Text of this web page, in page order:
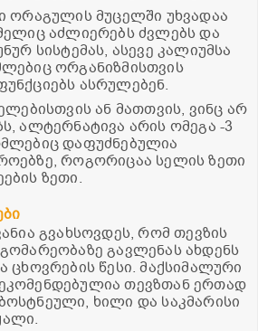
ორაგულის მუცელში უხვადაა
აძლიერებს ძვლებს და
სისტემას, ასევე კალიუმსა
ორგანიზმისთვის
ასრულებენ.
ან მათთვის, ვინც არ
ალტერნატივა არის ომეგა -3
დაფუძნებულია
როგორიცაა სელის ზეთი
ზეთი.
გვახსოვდეს, რომ თევზის
გავლენას ახდენს
ცხოვრების წესი. მაქსიმალური
თევზთან ერთად
ხილი და საკმარისი